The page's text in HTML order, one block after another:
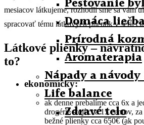
Domáca
Prírodná
Aromaterapia
Nápady a
Life balance
Zdravé telo
mesiacov látkujeme, rozhodli sme sa vám
spracovať tému látkových plienok v sérii
Látkové plienky –
to?
ekonomicky:
ak denne prebalíme cca 6x a
drogérie stojí cca 15 centov,
bežné plienky cca 650€ (ak